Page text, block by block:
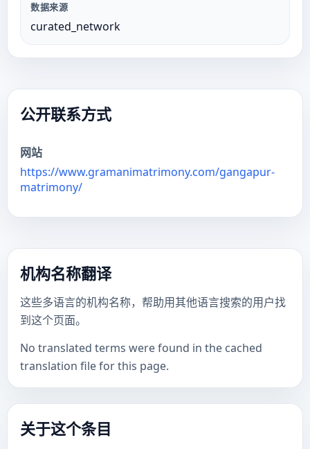
数据来源
curated_network
公开联系方式
网站
https://www.gramanimatrimony.com/gangapur-
matrimony/
机构名称翻译
这些多语言的机构名称，帮助用其他语言搜索的用户找
到这个页面。
No translated terms were found in the cached
translation file for this page.
关于这个条目